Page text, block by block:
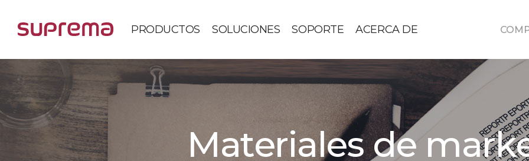
PRODUCTOS SOLUCIONES SOPORTE ACERCA DE
Materiales de